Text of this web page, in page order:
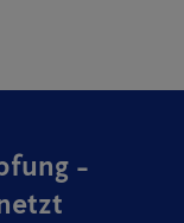
-